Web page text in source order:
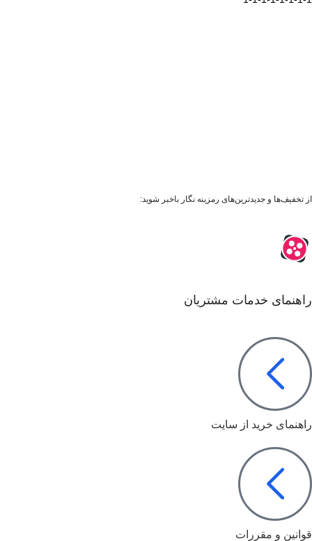
از تخفیف‌ها و جدیدترین‌های رمزینه نگار باخبر شوید:
راهنمای خدمات مشتریان
راهنمای خرید از سایت
قوانین و مقررات